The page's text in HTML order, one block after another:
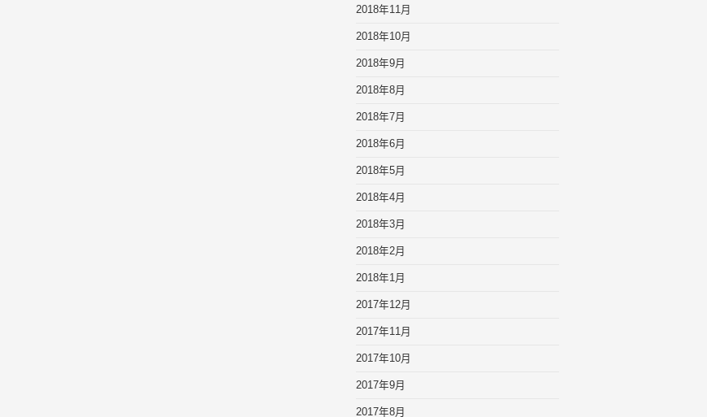
2018年11月
2018年10月
2018年9月
2018年8月
2018年7月
2018年6月
2018年5月
2018年4月
2018年3月
2018年2月
2018年1月
2017年12月
2017年11月
2017年10月
2017年9月
2017年8月